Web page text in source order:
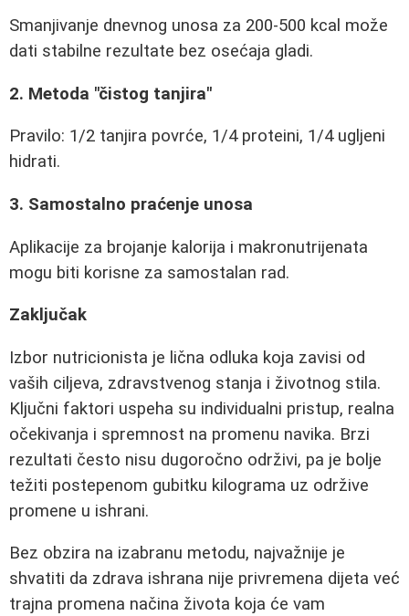
Smanjivanje dnevnog unosa za 200-500 kcal može
dati stabilne rezultate bez osećaja gladi.
2. Metoda "čistog tanjira"
Pravilo: 1/2 tanjira povrće, 1/4 proteini, 1/4 ugljeni
hidrati.
3. Samostalno praćenje unosa
Aplikacije za brojanje kalorija i makronutrijenata
mogu biti korisne za samostalan rad.
Zaključak
Izbor nutricionista je lična odluka koja zavisi od
vaših ciljeva, zdravstvenog stanja i životnog stila.
Ključni faktori uspeha su individualni pristup, realna
očekivanja i spremnost na promenu navika. Brzi
rezultati često nisu dugoročno održivi, pa je bolje
težiti postepenom gubitku kilograma uz održive
promene u ishrani.
Bez obzira na izabranu metodu, najvažnije je
shvatiti da zdrava ishrana nije privremena dijeta već
trajna promena načina života koja će vam